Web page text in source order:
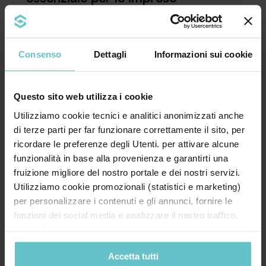
Consenso Dettagli Informazioni sui cookie
Questo sito web utilizza i cookie
Utilizziamo cookie tecnici e analitici anonimizzati anche
di terze parti per far funzionare correttamente il sito, per
ricordare le preferenze degli Utenti. per attivare alcune
funzionalità in base alla provenienza e garantirti una
fruizione migliore del nostro portale e dei nostri servizi.
Utilizziamo cookie promozionali (statistici e marketing)
per personalizzare i contenuti e gli annunci, fornire le
funzioni dei social media e analizzare il nostro traffico.
nostro sito ai nostri partner che si occupano di analisi dei
dati web, pubblicità e social media, i quali potrebbero
Accetta tutti
credito d’imposta, rendicontazione… Il
Approfondisci
Luglio 2026 News
sull’iperammortamento? Scoprilo